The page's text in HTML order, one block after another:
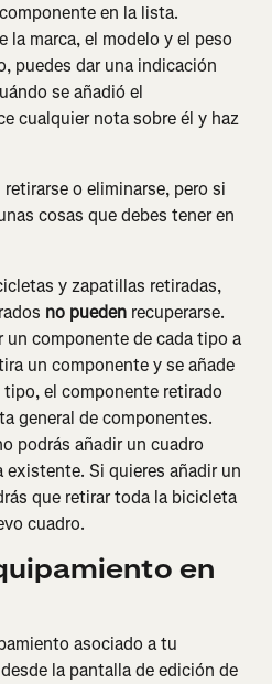
en la lista.
la marca, el modelo y el peso
puedes dar una indicación
se añadió el
cualquier nota sobre él y haz
o eliminarse, pero si
cosas que debes tener en
y zapatillas retiradas,
no pueden recuperarse.
un componente de cada tipo a
un componente y se añade
el componente retirado
general de componentes.
podrás añadir un cuadro
Si quieres añadir un
que retirar toda la bicicleta
cuadro.
en
asociado a tu
la pantalla de edición de